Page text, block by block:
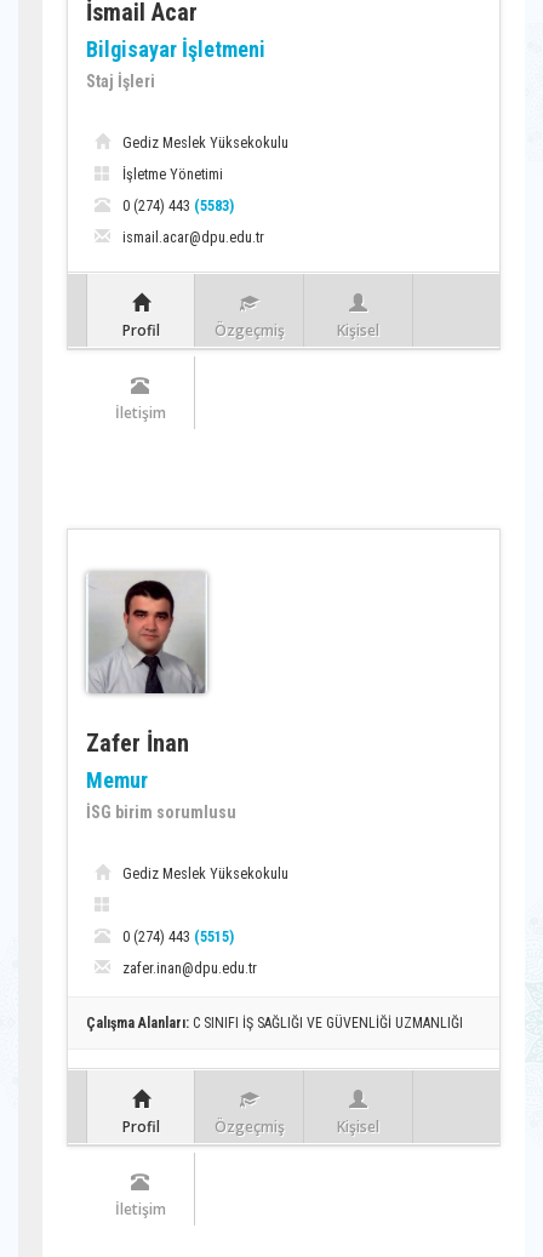
İsmail Acar
Bilgisayar İşletmeni
Staj İşleri
Gediz Meslek Yüksekokulu
İşletme Yönetimi
0 (274) 443 (5583)
ismail.acar@dpu.edu.tr
Profil Özgeçmiş Kişisel
İletişim
Zafer İnan
Memur
İSG birim sorumlusu
Gediz Meslek Yüksekokulu
0 (274) 443 (5515)
zafer.inan@dpu.edu.tr
Çalışma Alanları: C SINIFI İŞ SAĞLIĞI VE GÜVENLİĞİ UZMANLIĞI
Profil Özgeçmiş Kişisel
İletişim